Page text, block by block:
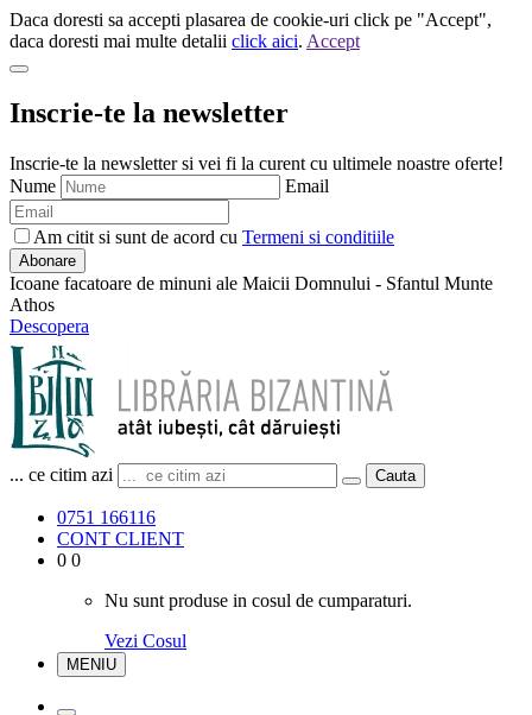
Daca doresti sa accepti plasarea de cookie-uri click pe "Accept",
daca doresti mai multe detalii click aici. Accept
Inscrie-te la newsletter
Inscrie-te la newsletter si vei fi la curent cu ultimele noastre oferte!
Nume
Email
Am citit si sunt de acord cu Termeni si conditiile
Abonare
Icoane facatoare de minuni ale Maicii Domnului - Sfantul Munte
Athos
Descopera
... ce citim azi Cauta
0751 166116
CONT CLIENT
0 0
Nu sunt produse in cosul de cumparaturi.
Vezi Cosul
MENIU